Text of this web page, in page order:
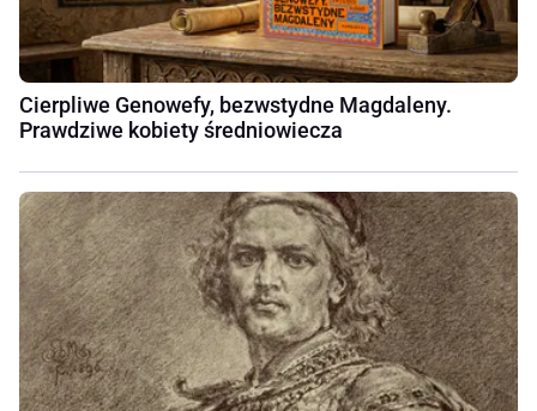
Cierpliwe Genowefy, bezwstydne Magdaleny.
Prawdziwe kobiety średniowiecza